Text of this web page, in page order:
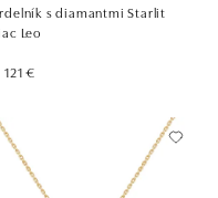
s diamantmi Starlit
Leo
€